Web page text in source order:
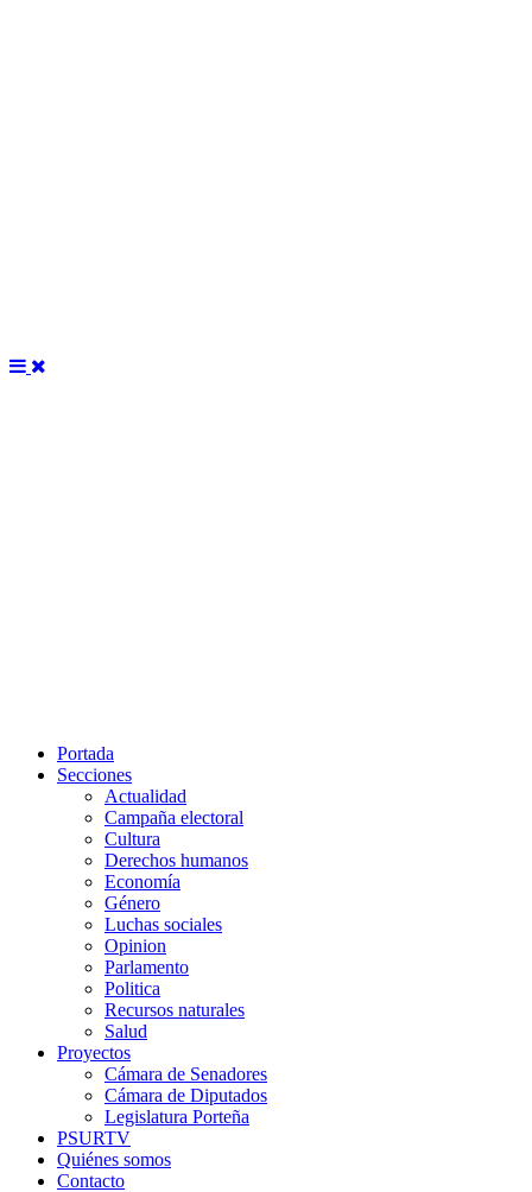
Portada
Secciones
Actualidad
Campaña electoral
Cultura
Derechos humanos
Economía
Género
Luchas sociales
Opinion
Parlamento
Politica
Recursos naturales
Salud
Proyectos
Cámara de Senadores
Cámara de Diputados
Legislatura Porteña
PSURTV
Quiénes somos
Contacto